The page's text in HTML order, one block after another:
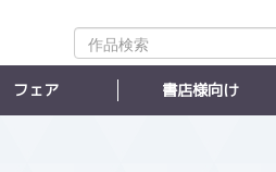
作
品
フェア 書店様向け